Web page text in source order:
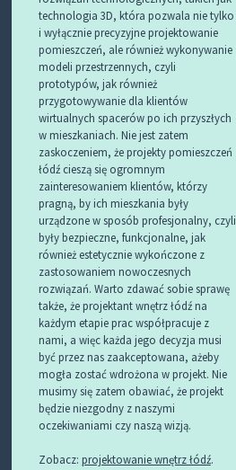
technologia 3D, która pozwala nie tylko
i wyłącznie precyzyjne projektowanie
pomieszczeń, ale również wykonywanie
modeli przestrzennych, czyli
prototypów, jak również
przygotowywanie dla klientów
wirtualnych spacerów po ich przyszłych
w mieszkaniach. Nie jest zatem
zaskoczeniem, że projekty pomieszczeń
łódź cieszą się ogromnym
zainteresowaniem klientów, którzy
pragną, by ich mieszkania były
urządzone w sposób profesjonalny, czyli
były bezpieczne, funkcjonalne, jak
również estetycznie wykończone z
zastosowaniem nowoczesnych
rozwiązań. Warto zdawać sobie sprawę
także, że projektant wnętrz łódź na
każdym etapie prac współpracuje z
nami, a więc każda jego decyzja musi
być przez nas zaakceptowana, ażeby
mogła zostać wdrożona w projekt. Nie
musimy się zatem obawiać, że projekt
będzie niezgodny z naszymi
oczekiwaniami czy naszą wizją.
Zobacz: projektowanie wnętrz łódź.